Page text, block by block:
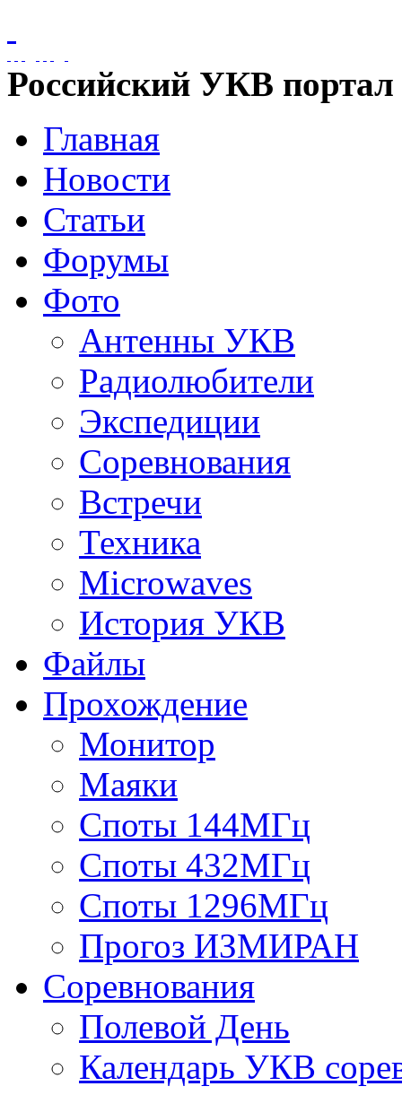
Российский УКВ портал
Главная
Новости
Статьи
Форумы
Фото
Антенны УКВ
Радиолюбители
Экспедиции
Соревнования
Встречи
Техника
Microwaves
История УКВ
Файлы
Прохождение
Монитор
Маяки
Споты 144МГц
Споты 432МГц
Споты 1296МГц
Прогоз ИЗМИРАН
Соревнования
Полевой День
Календарь УКВ